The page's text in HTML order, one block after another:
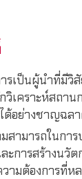
เป็นผู้นำที่มีวิ
วิเคราะห์สถา
ด้อย่างชาญฉล
สามารถในกา
ะการสร้างนวัต
ามต้องการที่ห